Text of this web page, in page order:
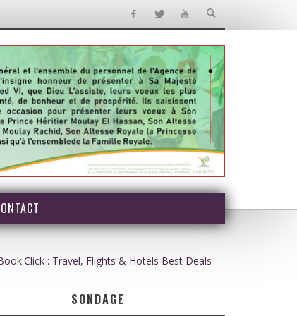
: Travel, Flights & Hotels Best Deals
SONDAGE